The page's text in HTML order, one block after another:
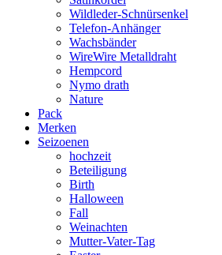
Wildleder-Schnürsenkel
Telefon-Anhänger
Wachsbänder
WireWire Metalldraht
Hempcord
Nymo drath
Nature
Pack
Merken
Seizoenen
hochzeit
Beteiligung
Birth
Halloween
Fall
Weinachten
Mutter-Vater-Tag